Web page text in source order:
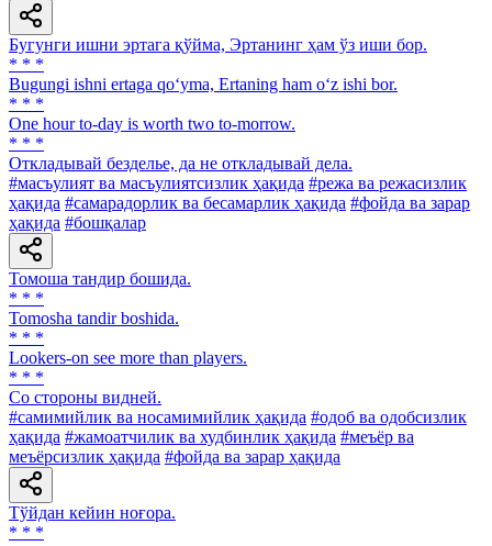
Бугунги ишни эртага қўйма, Эртанинг ҳам ўз иши бор.
* * *
Bugungi ishni ertaga qo‘yma, Ertaning ham o‘z ishi bor.
* * *
One hour to-day is worth two to-morrow.
* * *
Откладывай безделье, да не откладывай дела.
#масъулият ва масъулиятсизлик ҳақида #режа ва режасизлик
ҳақида #самарадорлик ва бесамарлик ҳақида #фойда ва зарар
ҳақида #бошқалар
Томоша тандир бошида.
* * *
Tomosha tandir boshida.
* * *
Lookers-on see more than players.
* * *
Co стороны видней.
#самимийлик ва носамимийлик ҳақида #одоб ва одобсизлик
ҳақида #жамоатчилик ва худбинлик ҳақида #меъёр ва
меъёрсизлик ҳақида #фойда ва зарар ҳақида
Тўйдан кейин ноғора.
* * *